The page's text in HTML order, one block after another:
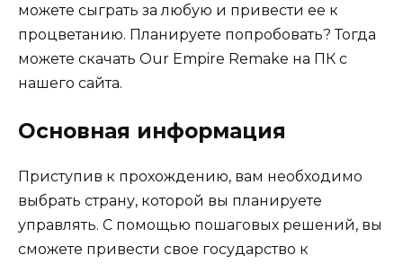
можете сыграть за любую и привести ее к
процветанию. Планируете попробовать? Тогда
можете скачать Our Empire Remake на ПК с
нашего сайта.
Основная информация
Приступив к прохождению, вам необходимо
выбрать страну, которой вы планируете
управлять. С помощью пошаговых решений, вы
сможете привести свое государство к